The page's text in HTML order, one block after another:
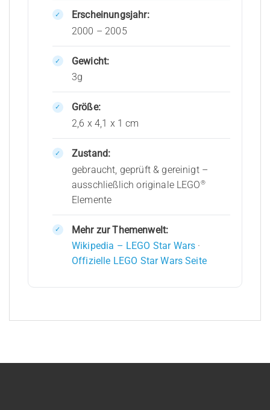
Erscheinungsjahr:
2000 – 2005
Gewicht:
3g
Größe:
2,6 x 4,1 x 1 cm
Zustand:
gebraucht, geprüft & gereinigt –
ausschließlich originale LEGO®
Elemente
Mehr zur Themenwelt:
Wikipedia – LEGO Star Wars ·
Offizielle LEGO Star Wars Seite